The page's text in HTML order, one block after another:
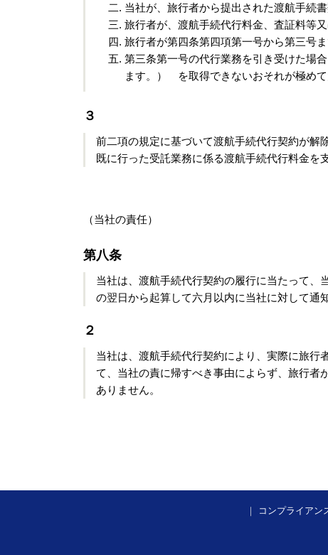
当社が、旅行者から提出された渡航手続
旅行者が、渡航手続代行料金、査証料等
旅行者が第四条第四項第一号から第三号
第三条第一号の代行業務を引き受けた場
ます。） を取得できないおそれが極めて
３
前二項の規定に基づいて渡航手続代行契約が解
既に行った受託業務に係る渡航手続代行料金を
（当社の責任）
第八条
当社は、渡航手続代行契約の履行に当たって、
の翌日から起算して六月以内に当社に対して通
２
当社は、渡航手続代行契約により、実際に旅行
て、当社の責に帰すべき事由によらず、旅行者
ありません。
｜ コンプライアン